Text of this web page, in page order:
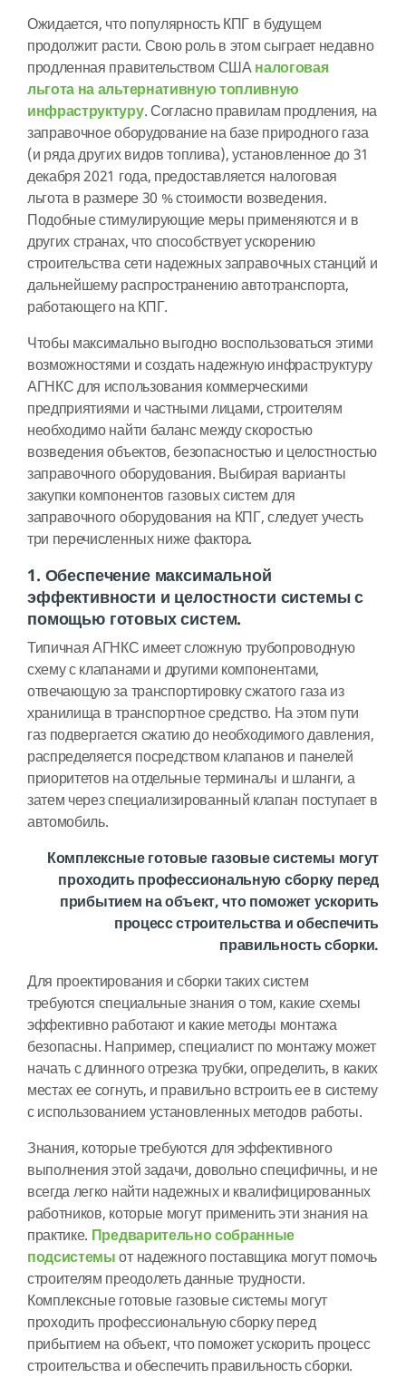
Ожидается, что популярность КПГ в будущем
продолжит расти. Свою роль в этом сыграет недавно
продленная правительством СШАналоговая
льгота на альтернативную топливную
инфраструктуру. Согласно правилам продления, на
заправочное оборудование на базе природного газа
(и ряда других видов топлива), установленное до 31
декабря 2021 года, предоставляется налоговая
льгота в размере 30 % стоимости возведения.
Подобные стимулирующие меры применяются и в
других странах, что способствует ускорению
строительства сети надежных заправочных станций и
дальнейшему распространению автотранспорта,
работающего на КПГ.
Чтобы максимально выгодно воспользоваться этими
возможностями и создать надежную инфраструктуру
АГНКС для использования коммерческими
предприятиями и частными лицами, строителям
необходимо найти баланс между скоростью
возведения объектов, безопасностью и целостностью
заправочного оборудования. Выбирая варианты
закупки компонентов газовых систем для
заправочного оборудования на КПГ, следует учесть
три перечисленных ниже фактора.
1. Обеспечение максимальной
эффективности и целостности системы с
помощью готовых систем.
Типичная АГНКС имеет сложную трубопроводную
схему с клапанами и другими компонентами,
отвечающую за транспортировку сжатого газа из
хранилища в транспортное средство. На этом пути
газ подвергается сжатию до необходимого давления,
распределяется посредством клапанов и панелей
приоритетов на отдельные терминалы и шланги, а
затем через специализированный клапан поступает в
автомобиль.
Комплексные готовые газовые системы могут
проходить профессиональную сборку перед
прибытием на объект, что поможет ускорить
процесс строительства и обеспечить
правильность сборки.
Для проектирования и сборки таких систем
требуются специальные знания о том, какие схемы
эффективно работают и какие методы монтажа
безопасны. Например, специалист по монтажу может
начать с длинного отрезка трубки, определить, в каких
местах ее согнуть, и правильно встроить ее в систему
с использованием установленных методов работы.
Знания, которые требуются для эффективного
выполнения этой задачи, довольно специфичны, и не
всегда легко найти надежных и квалифицированных
работников, которые могут применить эти знания на
практике. Предварительно собранные
подсистемыот надежного поставщика могут помочь
строителям преодолеть данные трудности.
Комплексные готовые газовые системы могут
проходить профессиональную сборку перед
прибытием на объект, что поможет ускорить процесс
строительства и обеспечить правильность сборки.